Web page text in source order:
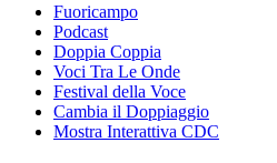
Fuoricampo
Podcast
Doppia Coppia
Voci Tra Le Onde
Festival della Voce
Cambia il Doppiaggio
Mostra Interattiva CDC